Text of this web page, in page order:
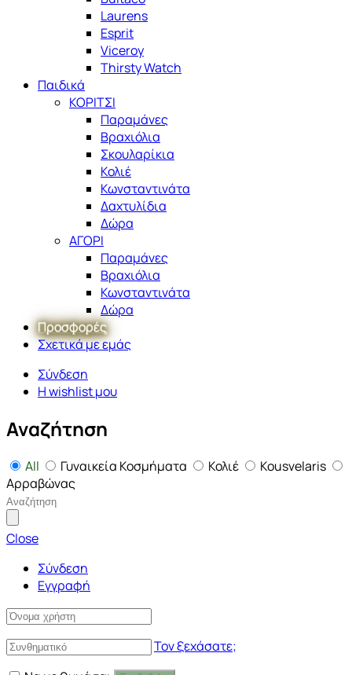
Laurens
Esprit
Viceroy
Thirsty Watch
Παιδικά
ΚΟΡΙΤΣΙ
Παραμάνες
Βραχιόλια
Σκουλαρίκια
Κολιέ
Κωνσταντινάτα
Δαχτυλίδια
Δώρα
ΑΓΟΡΙ
Παραμάνες
Βραχιόλια
Κωνσταντινάτα
Δώρα
Προσφορές
Σχετικά με εμάς
Σύνδεση
Η wishlist μου
Αναζήτηση
All Γυναικεία Κοσμήματα Κολιέ
Kousvelaris
Αρραβώνας
Close
Σύνδεση
Εγγραφή
Τον ξεχάσατε;